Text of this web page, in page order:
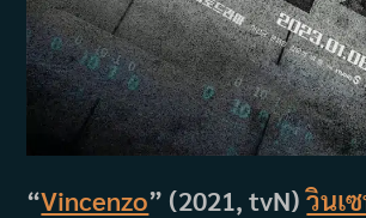
“Vincenzo” (2021, tvN)วินเ